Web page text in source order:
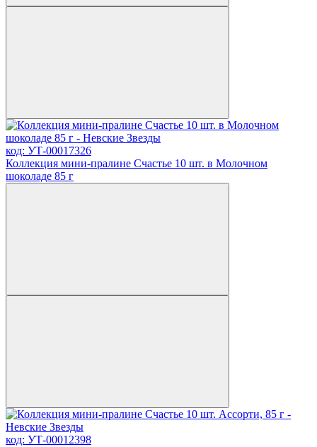
код: УТ-00017326
Коллекция мини-пралине Счастье 10 шт. в Молочном
шоколаде 85 г
код: УТ-00012398